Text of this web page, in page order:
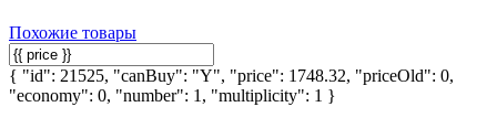
Похожие товары
{ "id": 21525, "canBuy": "Y", "price": 1748.32, "priceOld": 0,
"economy": 0, "number": 1, "multiplicity": 1 }